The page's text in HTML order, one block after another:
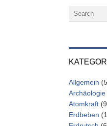
Allgemein
Archäologie
Atomkraft
Erdbeben